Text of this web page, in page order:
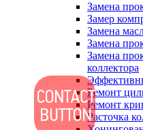
Замена
Замер
Замена
Замена
Замена
коллектора
Ремонт
Ремонт
Расточка